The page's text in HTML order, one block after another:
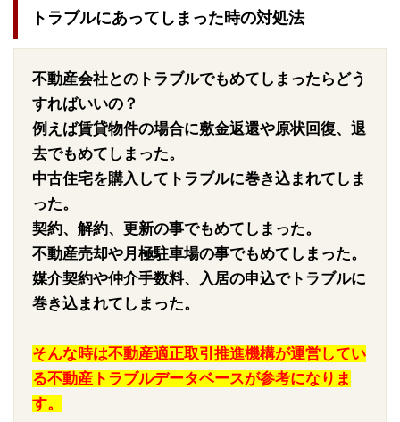
トラブルにあってしまった時の対処法
不動産会社とのトラブルでもめてしまったらどう
すればいいの？
例えば賃貸物件の場合に敷金返還や原状回復、退
去でもめてしまった。
中古住宅を購入してトラブルに巻き込まれてしま
った。
契約、解約、更新の事でもめてしまった。
不動産売却や月極駐車場の事でもめてしまった。
媒介契約や仲介手数料、入居の申込でトラブルに
巻き込まれてしまった。
そんな時は不動産適正取引推進機構が運営してい
る不動産トラブルデータベースが参考になりま
す。